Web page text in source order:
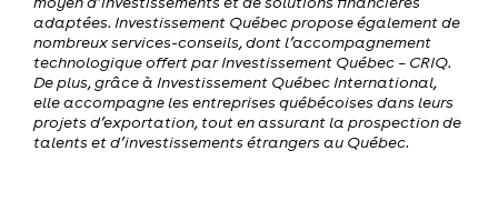
adaptées. Investissement Québec propose également de
nombreux services-conseils, dont l’accompagnement
technologique offert par Investissement Québec – CRIQ.
De plus, grâce à Investissement Québec International,
elle accompagne les entreprises québécoises dans leurs
projets d’exportation, tout en assurant la prospection de
talents et d’investissements étrangers au Québec.